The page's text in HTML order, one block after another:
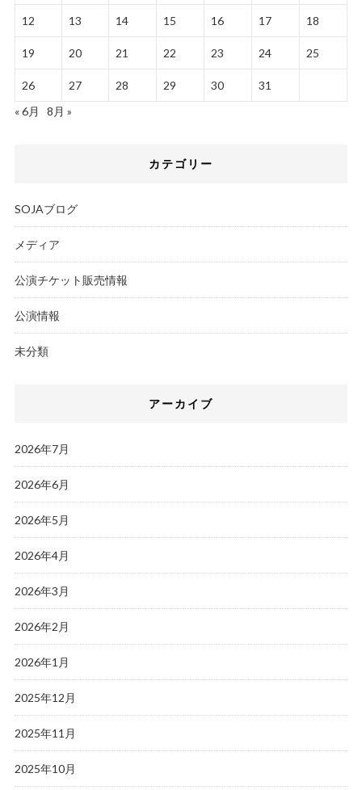
12 13 14 15 16 17 18
19 20 21 22 23 24 25
26 27 28 29 30
31
« 6月
8月 »
カテゴリー
SOJAブログ
メディア
公演チケット販売情報
公演情報
未分類
アーカイブ
2026年7月
2026年6月
2026年5月
2026年4月
2026年3月
2026年2月
2026年1月
2025年12月
2025年11月
2025年10月